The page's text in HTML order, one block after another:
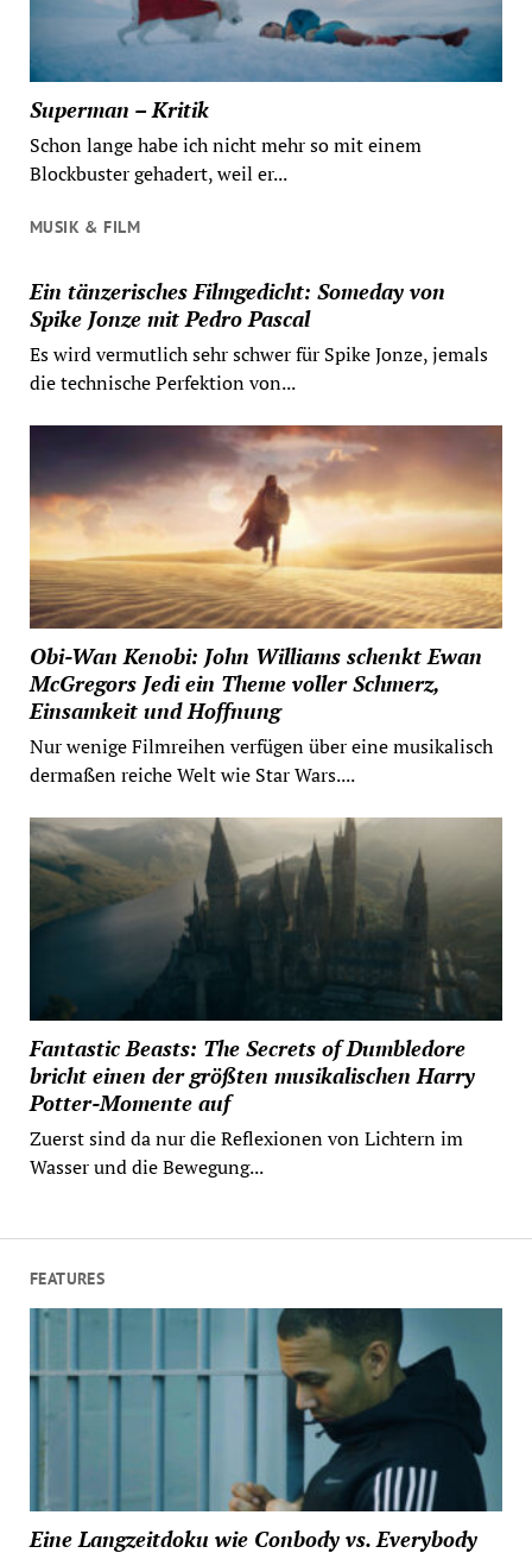
Superman – Kritik
Schon lange habe ich nicht mehr so mit einem
Blockbuster gehadert, weil er...
MUSIK & FILM
Ein tänzerisches Filmgedicht: Someday von
Spike Jonze mit Pedro Pascal
Es wird vermutlich sehr schwer für Spike Jonze, jemals
die technische Perfektion von...
Obi-Wan Kenobi: John Williams schenkt Ewan
McGregors Jedi ein Theme voller Schmerz,
Einsamkeit und Hoffnung
Nur wenige Filmreihen verfügen über eine musikalisch
dermaßen reiche Welt wie Star Wars....
Fantastic Beasts: The Secrets of Dumbledore
bricht einen der größten musikalischen Harry
Potter-Momente auf
Zuerst sind da nur die Reflexionen von Lichtern im
Wasser und die Bewegung...
FEATURES
Eine Langzeitdoku wie Conbody vs. Everybody